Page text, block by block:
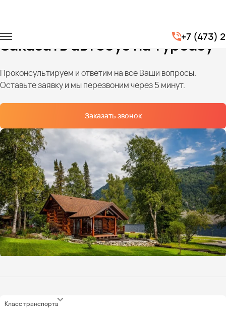
+7 (473)
Заказать автобус на турбазу
Проконсультируем и ответим на все Ваши вопросы.
Оставьте заявку и мы перезвоним через 5 минут.
Заказать звонок
Класс транспорта